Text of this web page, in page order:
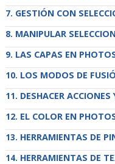
GESTIÓN CON
MANIPULAR
LAS CAPAS EN
LOS MODOS DE
DESHACER ACCIONES
EL COLOR EN
HERRAMIENTAS DE
HERRAMIENTAS DE